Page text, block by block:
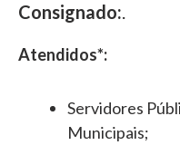
Consignado:.
Atendidos*:
Servidores
Municipais;